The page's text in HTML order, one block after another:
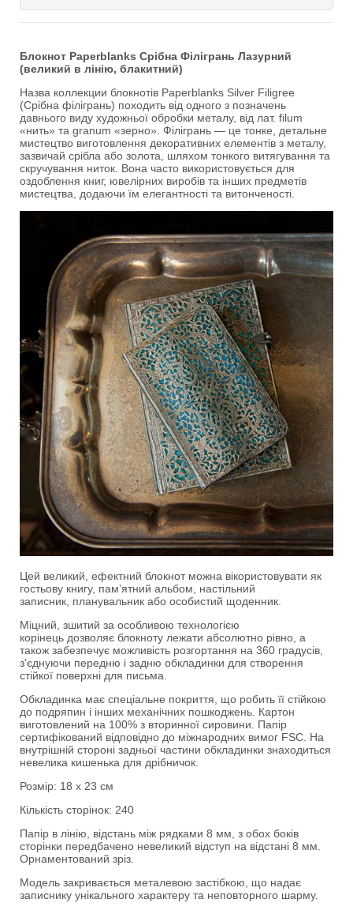
Блокнот Paperblanks Срібна Філігрань Лазурний
(великий в лінію, блакитний)
Назва коллекции блокнотів Paperblanks Silver Filigree
(Срібна філігрань) походить від одного з позначень
давнього виду художньої обробки металу, від лат. filum
«нить» та granum «зерно». Філігрань — це тонке, детальне
мистецтво виготовлення декоративних елементів з металу,
зазвичай срібла або золота, шляхом тонкого витягування та
скручування ниток. Вона часто використовується для
оздоблення книг, ювелірних виробів та інших предметів
мистецтва, додаючи їм елегантності та витонченості.
Цей великий, ефектний блокнот можна вікористовувати як
гостьову книгу, памʼятний альбом, настільний
записник, планувальник або особистий щоденник.
Міцний, зшитий за особливою технологією
корінець дозволяє блокноту лежати абсолютно рівно, а
також забезпечує можливість розгортання на 360 градусів,
з'єднуючи передню і задню обкладинки для створення
стійкої поверхні для письма.
Обкладинка має спеціальне покриття, що робить її стійкою
до подряпин і інших механічних пошкоджень. Картон
виготовлений на 100% з вторинної сировини. Папір
сертифікований відповідно до міжнародних вимог FSC. На
внутрішній стороні задньої частини обкладинки знаходиться
невелика кишенька для дрібничок.
Розмір: 18 х 23 см
Кількість сторінок: 240
Папір в лінію, відстань між рядками 8 мм, з обох боків
сторінки передбачено невеликий відступ на відстані 8 мм.
Орнаментований зріз.
Модель закривається металевою застібкою, що надає
записнику унікального характеру та неповторного шарму.